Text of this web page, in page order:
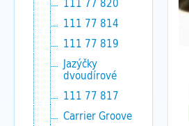
111 77 814
111 77 819
Jazýčky
dvoudírové
111 77 817
Carrier Groove